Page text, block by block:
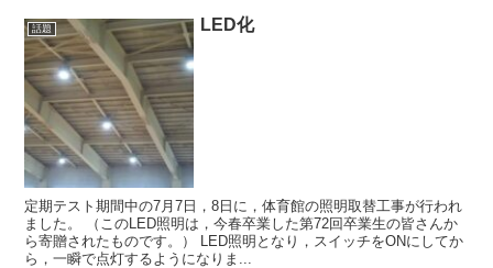
話題 LED化
定期テスト期間中の7月7日，8日に，体育館の照明取替工事が行われ
ました。 （このLED照明は，今春卒業した第72回卒業生の皆さんか
ら寄贈されたものです。） LED照明となり，スイッチをONにしてか
ら，一瞬で点灯するようになりま...